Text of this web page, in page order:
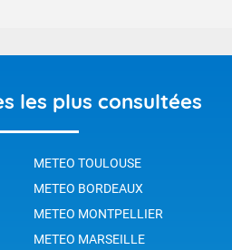
les plus consultées
METEO TOULOUSE
METEO BORDEAUX
METEO MONTPELLIER
METEO MARSEILLE